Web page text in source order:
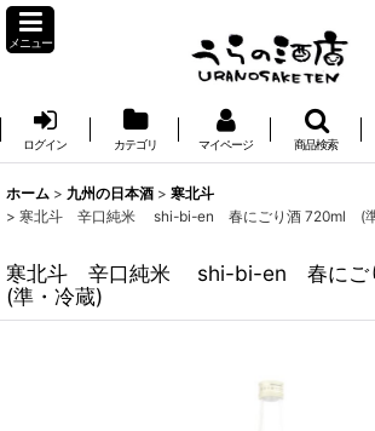
メニュー
ログイン カテゴリ マイページ 商品検索
ホーム > 九州の日本酒 > 寒北斗
> 寒北斗 辛口純米 shi-bi-en 春にごり酒 720ml (
寒北斗 辛口純米 shi-bi-en 春にご
(準・冷蔵)